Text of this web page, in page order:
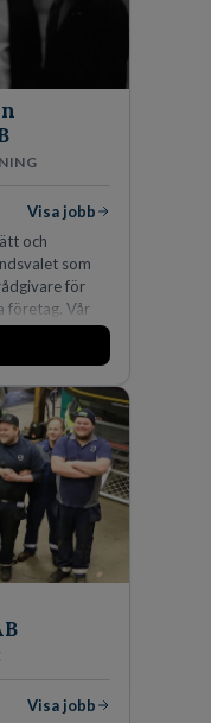
Visa jobb
och
som
för
företag. Vår
oss en
väljer
Visa jobb